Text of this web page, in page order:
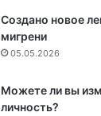
Создано новое
мигрени
05.05.2026
Можете ли вы
личность?